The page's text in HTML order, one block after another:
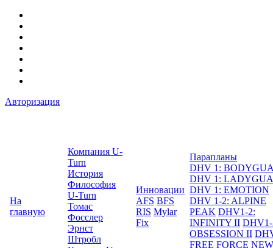
Авторизация
На
главную
Компания U-
Turn
История
Философия
U-Turn
Томас
Фосслер
Эрнст
Штробл
Инновации
AFS BFS
RIS Mylar
Fix
Парапланы
DHV 1:
DHV 1:
DHV 1: EMOTION
DHV 1-2: ALPINE
PEAK DHV1-2:
INFINITY II
OBSESSION II
FREE FORCE NEW